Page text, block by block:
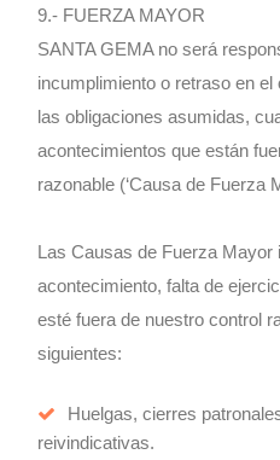
9.- FUERZA MAYOR
SANTA GEMA no será
incumplimiento o retraso en
las obligaciones asumidas,
acontecimientos que están
razonable (‘Causa de Fuerza
Las Causas de Fuerza Mayor
acontecimiento, falta de
esté fuera de nuestro control
siguientes:
Huelgas, cierres
reivindicativas.